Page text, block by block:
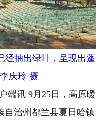
经抽出绿叶，呈现出蓬
庆玲 摄
讯 9月25日，高原暖
自治州都兰县夏日哈镇